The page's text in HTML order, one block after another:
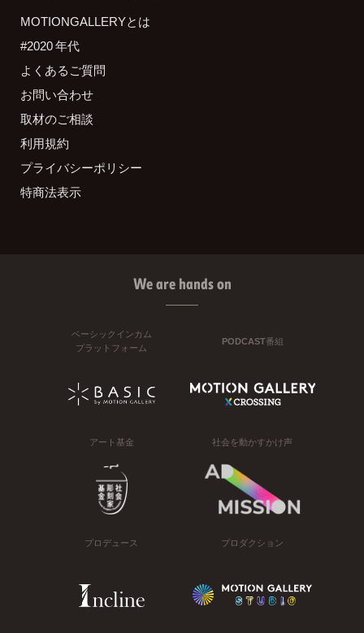
MOTIONGALLERYとは
#2020 年代
よくあるご質問
お問い合わせ
取材のご相談
利用規約
プライバシーポリシー
特商法表示
We are hands on
ベーシックインカム
プラットフォーム
PODCAST番組
アート基金 社会を動かすかけ声
プロデュース プロダクション